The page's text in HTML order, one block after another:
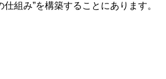
組み”を構築することにあります。